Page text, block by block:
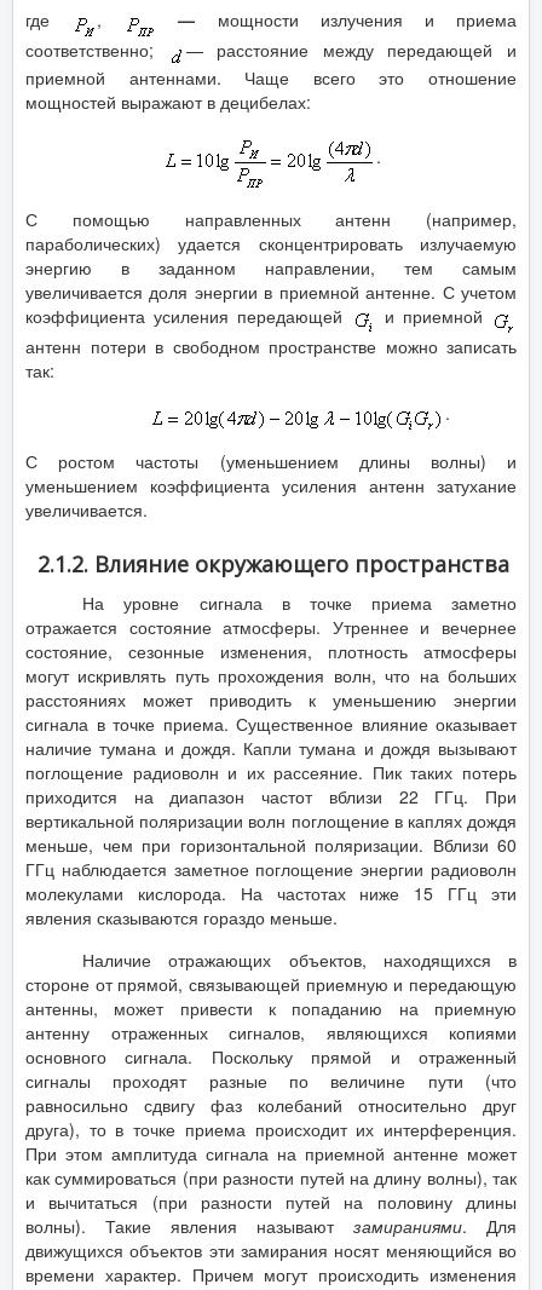
где , — мощности излучения и приема
соответственно;
— расстояние между передающей и
приемной антеннами. Чаще всего это отношение
мощностей выражают в децибелах:
.
С помощью направленных антенн (например,
параболических) удается сконцентрировать излучаемую
энергию в заданном направлении, тем самым
увеличивается доля энергии в приемной антенне. С учетом
коэффициента усиления передающей
и приемной
антенн потери в свободном пространстве можно записать
так:
.
С ростом частоты (уменьшением длины волны) и
уменьшением коэффициента усиления антенн затухание
увеличивается.
2.1.2. Влияние окружающего пространства
На уровне сигнала в точке приема заметно
отражается состояние атмосферы. Утреннее и вечернее
состояние, сезонные изменения, плотность атмосферы
могут искривлять путь прохождения волн, что на больших
расстояниях может приводить к уменьшению энергии
сигнала в точке приема. Существенное влияние оказывает
наличие тумана и дождя. Капли тумана и дождя вызывают
поглощение радиоволн и их рассеяние. Пик таких потерь
приходится на диапазон частот вблизи 22 ГГц. При
вертикальной поляризации волн поглощение в каплях дождя
меньше, чем при горизонтальной поляризации. Вблизи 60
ГГц наблюдается заметное поглощение энергии радиоволн
молекулами кислорода. На частотах ниже 15 ГГц эти
явления сказываются гораздо меньше.
Наличие отражающих объектов, находящихся в
стороне от прямой, связывающей приемную и передающую
антенны, может привести к попаданию на приемную
антенну отраженных сигналов, являющихся копиями
основного сигнала. Поскольку прямой и отраженный
сигналы проходят разные по величине пути (что
равносильно сдвигу фаз колебаний относительно друг
друга), то в точке приема происходит их интерференция.
При этом амплитуда сигнала на приемной антенне может
как суммироваться (при разности путей на длину волны), так
и вычитаться (при разности путей на половину длины
волны). Такие явления называют замираниями. Для
движущихся объектов эти замирания носят меняющийся во
времени характер. Причем могут происходить изменения